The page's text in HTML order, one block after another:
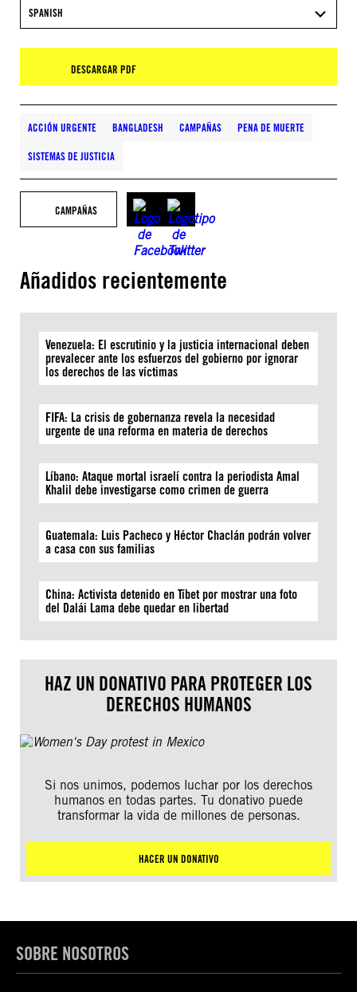
SPANISH
DESCARGAR PDF
ACCIÓN URGENTE BANGLADESH CAMPAÑAS PENA DE MUERTE
SISTEMAS DE JUSTICIA
CAMPAÑAS
Añadidos recientemente
Venezuela: El escrutinio y la justicia internacional deben
prevalecer ante los esfuerzos del gobierno por ignorar
los derechos de las víctimas
FIFA: La crisis de gobernanza revela la necesidad
urgente de una reforma en materia de derechos
Líbano: Ataque mortal israelí contra la periodista Amal
Khalil debe investigarse como crimen de guerra
Guatemala: Luis Pacheco y Héctor Chaclán podrán volver
a casa con sus familias
China: Activista detenido en Tíbet por mostrar una foto
del Dalái Lama debe quedar en libertad
HAZ UN DONATIVO PARA PROTEGER LOS
DERECHOS HUMANOS
Si nos unimos, podemos luchar por los derechos
humanos en todas partes. Tu donativo puede
transformar la vida de millones de personas.
HACER UN DONATIVO
SOBRE NOSOTROS